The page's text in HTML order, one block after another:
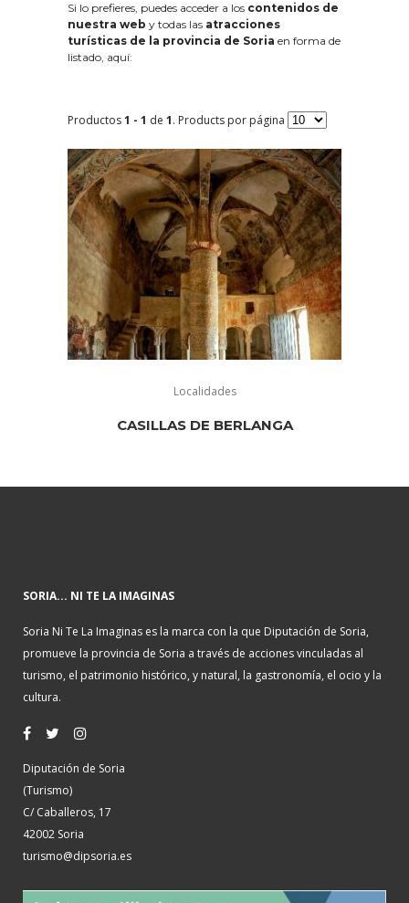
Si lo prefieres, puedes acceder a los contenidos de
nuestra web y todas las atracciones
turísticas de la provincia de Soria en forma de
listado, aquí:
Productos1 - 1 de 1. Products por página
Localidades
CASILLAS DE BERLANGA
SORIA... NI TE LA IMAGINAS
Soria Ni Te La Imaginas es la marca con la que Diputación de Soria,
promueve la provincia de Soria a través de acciones vinculadas al
turismo, el patrimonio histórico, y natural, la gastronomía, el ocio y la
cultura.
Diputación de Soria
(Turismo)
C/ Caballeros, 17
42002 Soria
turismo@dipsoria.es